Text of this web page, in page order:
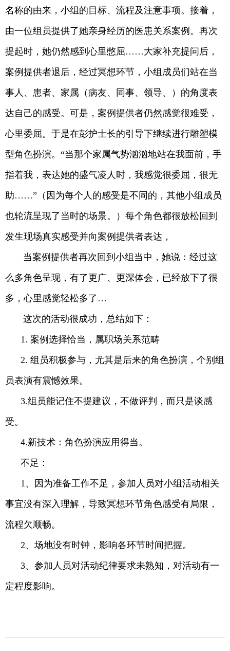
名称的由来，小组的目标、流程及注意事项。接着，
由一位组员提供了她亲身经历的医患关系案例。再次
提起时，她仍然感到心里憋屈……大家补充提问后，
案例提供者退后，经过冥想环节，小组成员们站在当
事人、患者、家属（病友、同事、领导、）的角度表
达自己的感受。可是，案例提供者仍然感觉很难受，
心里委屈。于是在彭护士长的引导下继续进行雕塑模
型角色扮演。“当那个家属气势汹汹地站在我面前，手
指着我，表达她的盛气凌人时，我感觉很委屈，很无
助……”（因为每个人的感受是不同的，其他小组成员
也轮流呈现了当时的场景。）每个角色都很放松回到
发生现场真实感受并向案例提供者表达，
当案例提供者再次回到小组当中，她说：经过这
么多角色呈现，有了更广、更深体会，已经放下了很
多，心里感觉轻松多了…
这次的活动很成功，总结如下：
1. 案例选择恰当，属职场关系范畴
2. 组员积极参与，尤其是后来的角色扮演，个别组
员表演有震憾效果。
3.组员能记住不提建议，不做评判，而只是谈感
受。
4.新技术：角色扮演应用得当。
不足：
1、因为准备工作不足，参加人员对小组活动相关
事宜没有深入理解，导致冥想环节角色感受有局限，
流程欠顺畅。
2、场地没有时钟，影响各环节时间把握。
3、参加人员对活动纪律要求未熟知，对活动有一
定程度影响。